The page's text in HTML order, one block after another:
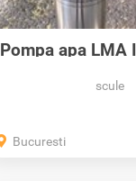
Pompa apa LMA
scule
Bucuresti